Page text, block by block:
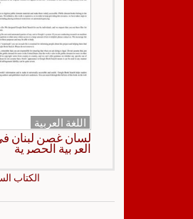
اللغة العربية
لسان غصن لبنان
العربية الحصرية
الكتاب